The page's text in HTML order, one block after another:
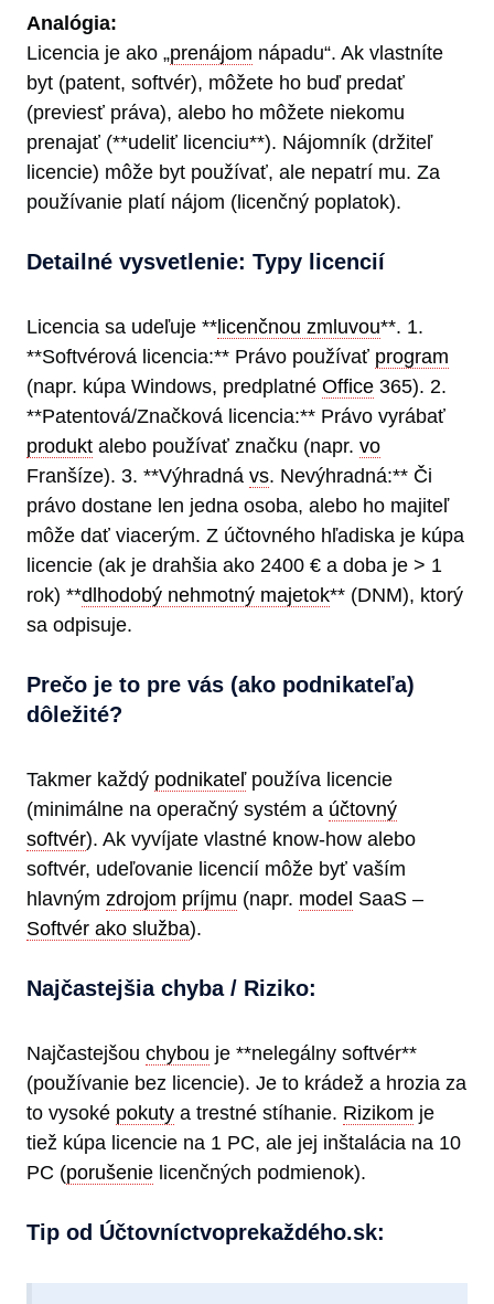
Analógia:
Licencia je ako „prenájom nápadu“. Ak vlastníte
byt (patent, softvér), môžete ho buď predať
(previesť práva), alebo ho môžete niekomu
prenajať (**udeliť licenciu**). Nájomník (držiteľ
licencie) môže byt používať, ale nepatrí mu. Za
používanie platí nájom (licenčný poplatok).
Detailné vysvetlenie: Typy licencií
Licencia sa udeľuje **licenčnou zmluvou**. 1.
**Softvérová licencia:** Právo používať program
(napr. kúpa Windows, predplatné Office 365). 2.
**Patentová/Značková licencia:** Právo vyrábať
produkt alebo používať značku (napr. vo
Franšíze). 3. **Výhradná vs. Nevýhradná:** Či
právo dostane len jedna osoba, alebo ho majiteľ
môže dať viacerým. Z účtovného hľadiska je kúpa
licencie (ak je drahšia ako 2400 € a doba je > 1
rok) **dlhodobý nehmotný majetok** (DNM), ktorý
sa odpisuje.
Prečo je to pre vás (ako podnikateľa)
dôležité?
Takmer každý podnikateľpoužíva licencie
(minimálne na operačný systém a účtovný
softvér). Ak vyvíjate vlastné know-how alebo
softvér, udeľovanie licencií môže byť vaším
hlavným zdrojom príjmu (napr. model SaaS –
Softvér ako služba).
Najčastejšia chyba / Riziko:
Najčastejšou chybou je **nelegálny softvér**
(používanie bez licencie). Je to krádež a hrozia za
to vysoké pokuty a trestné stíhanie. Rizikom je
tiež kúpa licencie na 1 PC, ale jej inštalácia na 10
PC (porušenie licenčných podmienok).
Tip od Účtovníctvoprekaždéh​o.sk: